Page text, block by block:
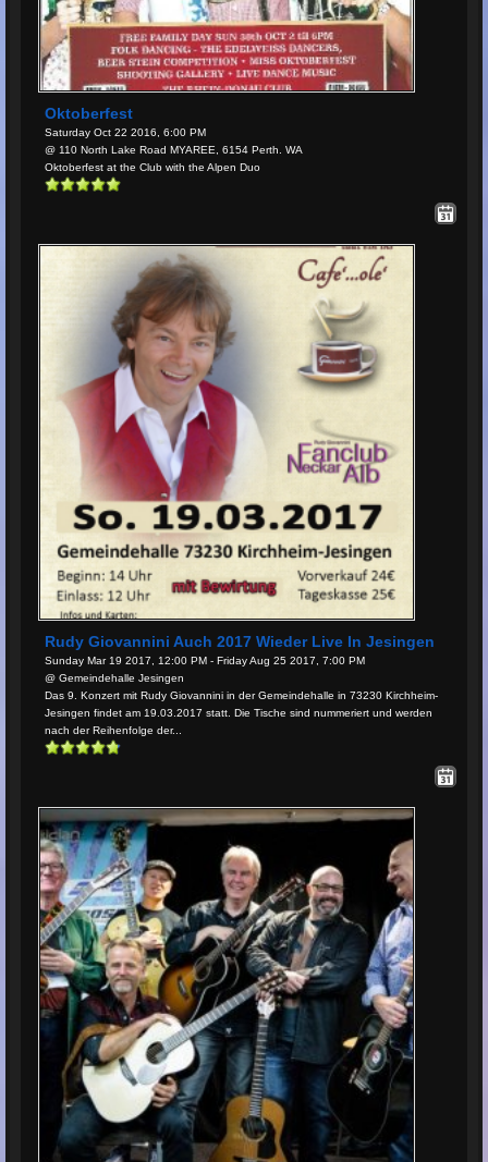
Oktoberfest
Saturday Oct 22 2016, 6:00 PM
@ 110 North Lake Road MYAREE, 6154 Perth. WA
Oktoberfest at the Club with the Alpen Duo
Rudy Giovannini Auch 2017 Wieder Live In Jesingen
Sunday Mar 19 2017, 12:00 PM - Friday Aug 25 2017, 7:00 PM
@ Gemeindehalle Jesingen
Das 9. Konzert mit Rudy Giovannini in der Gemeindehalle in 73230 Kirchheim-
Jesingen findet am 19.03.2017 statt. Die Tische sind nummeriert und werden
nach der Reihenfolge der...